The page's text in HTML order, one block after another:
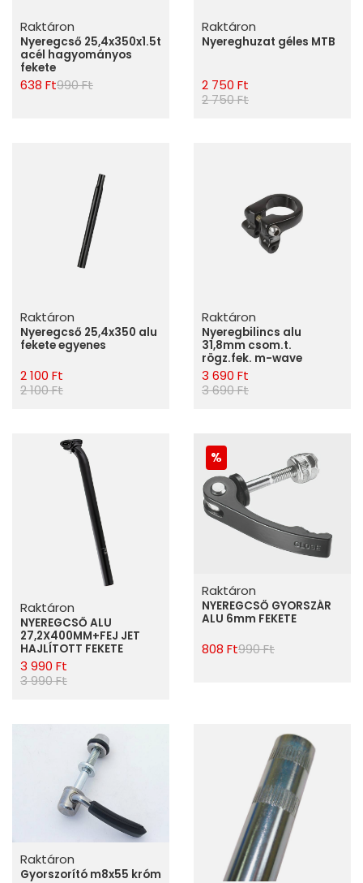
Raktáron
Nyeregcső 25,4x350x1.5t
acél hagyományos
fekete
638 Ft990 Ft
Raktáron
Nyereghuzat géles MTB
2 750 Ft
2 750 Ft
Raktáron
Nyeregcső 25,4x350 alu
fekete egyenes
2 100 Ft
2 100 Ft
Raktáron
Nyeregbilincs alu
31,8mm csom.t.
rögz.fek. m-wave
3 690 Ft
3 690 Ft
Raktáron
NYEREGCSŐ ALU
27,2X400MM+FEJ JET
HAJLÍTOTT FEKETE
3 990 Ft
3 990 Ft
Raktáron
NYEREGCSŐ GYORSZÁR
ALU 6mm FEKETE
808 Ft990 Ft
Raktáron
Gyorszorító m8x55 króm